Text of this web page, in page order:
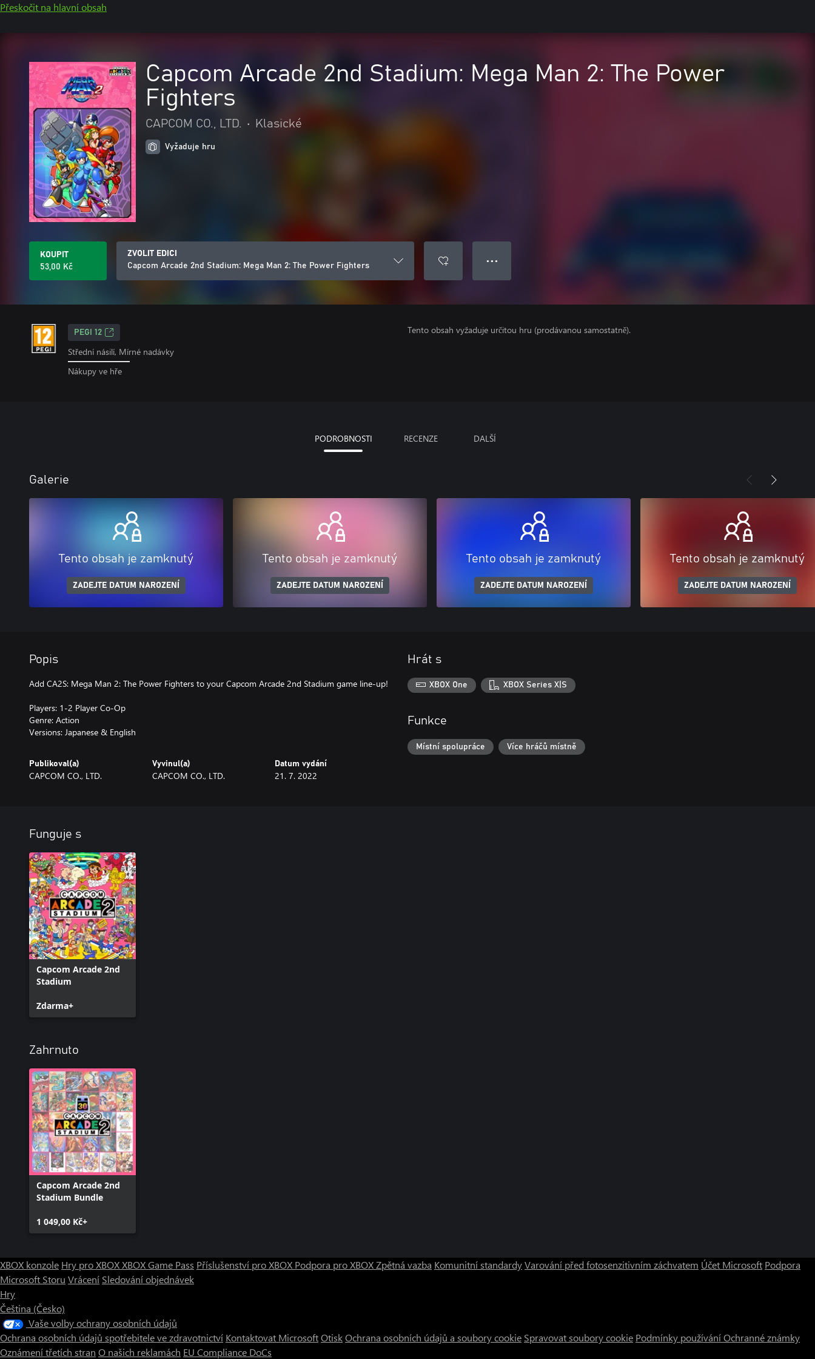
Přeskočit na hlavní obsah
Capcom Arcade 2nd Stadium: Mega Man 2: The Power
Fighters
CAPCOM CO., LTD. • Klasické
Vyžaduje hru
KOUPIT
53,00 Kč
ZVOLIT EDICI
Capcom Arcade 2nd Stadium: Mega Man 2: The Power Fighters
● ● ●
PEGI 12
Střední násilí, Mírné nadávky
Nákupy ve hře
Tento obsah vyžaduje určitou hru (prodávanou samostatně).
PODROBNOSTI RECENZE DALŠÍ
Galerie
Tento obsah je zamknutý
ZADEJTE DATUM NAROZENÍ
Tento obsah je zamknutý
ZADEJTE DATUM NAROZENÍ
Tento obsah je zamknutý
ZADEJTE DATUM NAROZENÍ
Tento obsah je zamknutý
ZADEJTE DATUM NAROZENÍ
Popis
Add CA2S: Mega Man 2: The Power Fighters to your Capcom Arcade 2nd Stadium game line-up!
Players: 1-2 Player Co-Op
Genre: Action
Versions: Japanese & English
Publikoval(a)
CAPCOM CO., LTD.
Vyvinul(a)
CAPCOM CO., LTD.
Datum vydání
21. 7. 2022
Hrát s
XBOX One XBOX Series X|S
Funkce
Místní spolupráce Více hráčů místně
Funguje s
Capcom Arcade 2nd
Stadium
Zdarma+
Zahrnuto
Capcom Arcade 2nd
Stadium Bundle
1 049,00 Kč+
XBOX konzole Hry pro XBOXXBOX Game Pass Příslušenství pro XBOX Podpora pro XBOXZpětná vazba Komunitní standardyVarování před fotosenzitivním záchvatem Účet Microsoft Podpora
Microsoft Storu Vrácení Sledování objednávek
Hry
Čeština (Česko)
Vaše volby ochrany osobních údajů
Ochrana osobních údajů spotřebitele ve zdravotnictví Kontaktovat MicrosoftOtiskOchrana osobních údajů a soubory cookie Spravovat soubory cookie Podmínky používáníOchranné známky
Oznámení třetích stran O našich reklamách EU Compliance DoCs